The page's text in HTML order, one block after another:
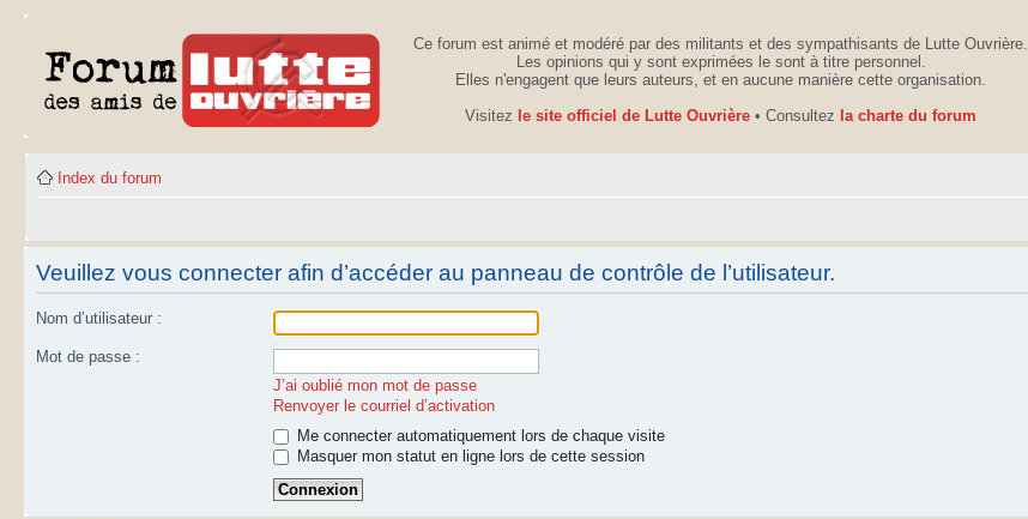
Ce forum est animé et modéré par des militants et des sympathisants de Lutte Ouvrière.
Les opinions qui y sont exprimées le sont à titre personnel.
Elles n'engagent que leurs auteurs, et en aucune manière cette organisation.
Visitez le site officiel de Lutte Ouvrière • Consultez la charte du forum
Index du forum
Veuillez vous connecter afin d’accéder au panneau de contrôle de l’utilisateur.
Nom d’utilisateur :
Mot de passe :
J’ai oublié mon mot de passe
Renvoyer le courriel d’activation
Me connecter automatiquement lors de chaque visite
Masquer mon statut en ligne lors de cette session